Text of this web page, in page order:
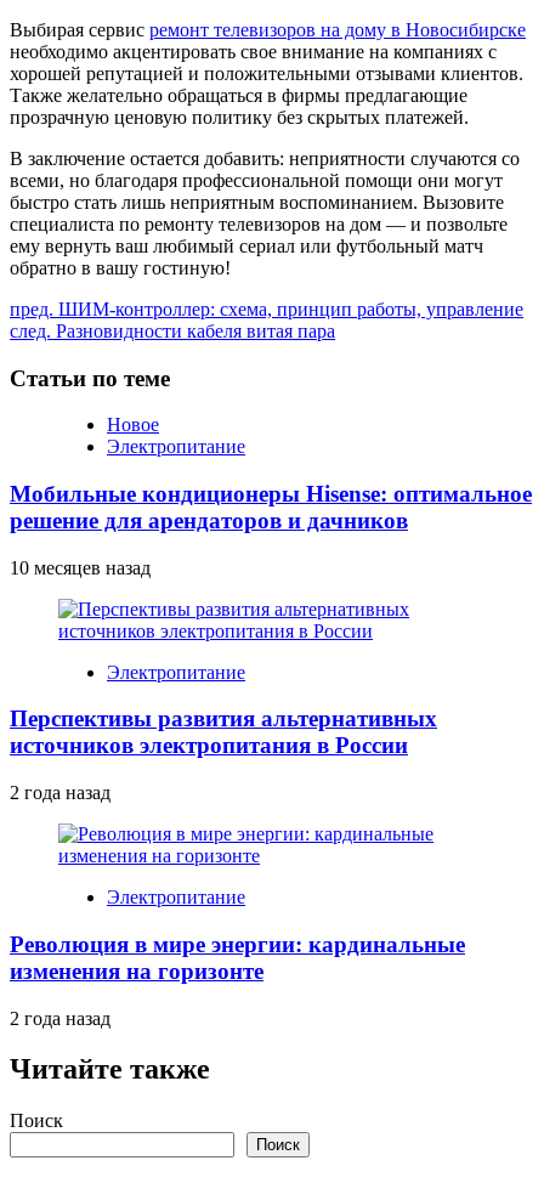
Выбирая сервис ремонт телевизоров на дому в Новосибирске
необходимо акцентировать свое внимание на компаниях с
хорошей репутацией и положительными отзывами клиентов.
Также желательно обращаться в фирмы предлагающие
прозрачную ценовую политику без скрытых платежей.
В заключение остается добавить: неприятности случаются со
всеми, но благодаря профессиональной помощи они могут
быстро стать лишь неприятным воспоминанием. Вызовите
специалиста по ремонту телевизоров на дом — и позвольте
ему вернуть ваш любимый сериал или футбольный матч
обратно в вашу гостиную!
Продолжить
чтение
пред. ШИМ-контроллер: схема, принцип работы, управление
след. Разновидности кабеля витая пара
Статьи по теме
Новое
Электропитание
Мобильные кондиционеры Hisense: оптимальное
решение для арендаторов и дачников
10 месяцев назад
Электропитание
Перспективы развития альтернативных
источников электропитания в России
2 года назад
Электропитание
Революция в мире энергии: кардинальные
изменения на горизонте
2 года назад
Читайте также
Поиск
Поиск